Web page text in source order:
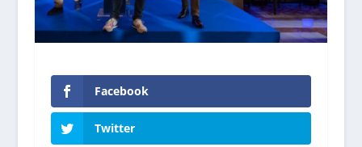
Facebook
Twitter